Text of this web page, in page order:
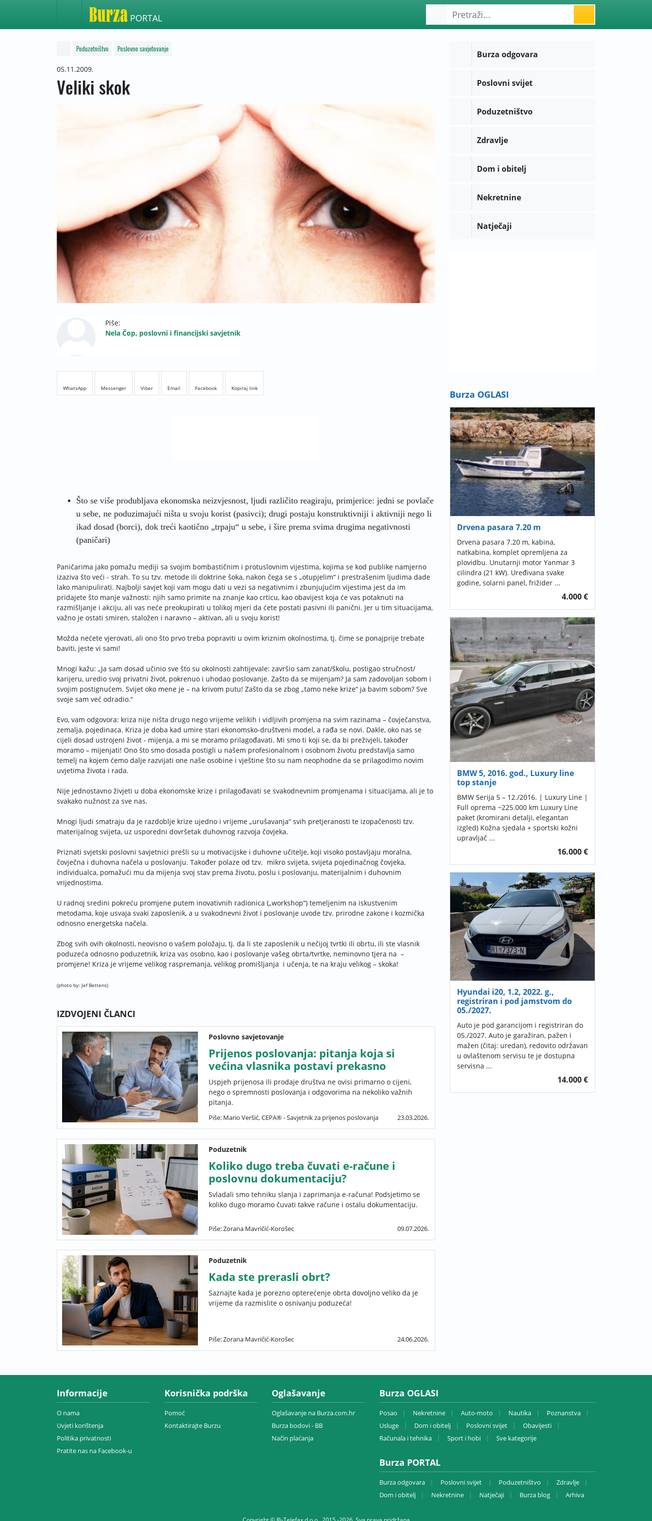
PORTAL
Poduzetništvo Poslovno savjetovanje
05.11.2009.
Veliki skok
Piše:
Nela Čop, poslovni i financijski savjetnik
WhatsApp Messenger Viber Email Facebook Kopiraj link
Što se više produbljava ekonomska neizvjesnost, ljudi različito reagiraju, primjerice: jedni se povlače
u sebe, ne poduzimajući ništa u svoju korist (pasivci); drugi postaju konstruktivniji i aktivniji nego li
ikad dosad (borci), dok treći kaotično „trpaju“ u sebe, i šire prema svima drugima negativnosti
(paničari)
Paničarima jako pomažu mediji sa svojim bombastičnim i protuslovnim vijestima, kojima se kod publike namjerno
izaziva što veći - strah. To su tzv. metode ili doktrine šoka, nakon čega se s „otupjelim“ i prestrašenim ljudima dade
lako manipulirati. Najbolji savjet koji vam mogu dati u vezi sa negativnim i zbunjujućim vijestima jest da im
pridajete što manje važnosti: njih samo primite na znanje kao crticu, kao obavijest koja će vas potaknuti na
razmišljanje i akciju, ali vas neće preokupirati u tolikoj mjeri da ćete postati pasivni ili panični. Jer u tim situacijama,
važno je ostati smiren, staložen i naravno – aktivan, ali u svoju korist!
Možda nećete vjerovati, ali ono što prvo treba popraviti u ovim kriznim okolnostima, tj. čime se ponajprije trebate
baviti, jeste vi sami!
Mnogi kažu: „Ja sam dosad učinio sve što su okolnosti zahtijevale: završio sam zanat/školu, postigao stručnost/
karijeru, uredio svoj privatni život, pokrenuo i uhodao poslovanje. Zašto da se mijenjam? Ja sam zadovoljan sobom i
svojim postignućem. Svijet oko mene je – na krivom putu! Zašto da se zbog „tamo neke krize“ ja bavim sobom? Sve
svoje sam već odradio.“
Evo, vam odgovora: kriza nije ništa drugo nego vrijeme velikih i vidljivih promjena na svim razinama – čovječanstva,
zemalja, pojedinaca. Kriza je doba kad umire stari ekonomsko-društveni model, a rađa se novi. Dakle, oko nas se
cijeli dosad ustrojeni život - mijenja, a mi se moramo prilagođavati. Mi smo ti koji se, da bi preživjeli, također
moramo – mijenjati! Ono što smo dosada postigli u našem profesionalnom i osobnom životu predstavlja samo
temelj na kojem ćemo dalje razvijati one naše osobine i vještine što su nam neophodne da se prilagodimo novim
uvjetima života i rada.
Nije jednostavno živjeti u doba ekonomske krize i prilagođavati se svakodnevnim promjenama i situacijama, ali je to
svakako nužnost za sve nas.
Mnogi ljudi smatraju da je razdoblje krize ujedno i vrijeme „urušavanja“ svih pretjeranosti te izopačenosti tzv.
materijalnog svijeta, uz usporedni dovršetak duhovnog razvoja čovjeka.
Priznati svjetski poslovni savjetnici prešli su u motivacijske i duhovne učitelje, koji visoko postavljaju moralna,
čovječna i duhovna načela u poslovanju. Također polaze od tzv. mikro svijeta, svijeta pojedinačnog čovjeka,
individualca, pomažući mu da mijenja svoj stav prema životu, poslu i poslovanju, materijalnim i duhovnim
vrijednostima.
U radnoj sredini pokreću promjene putem inovativnih radionica („workshop“) temeljenim na iskustvenim
metodama, koje usvaja svaki zaposlenik, a u svakodnevni život i poslovanje uvode tzv. prirodne zakone i kozmička
odnosno energetska načela.
Zbog svih ovih okolnosti, neovisno o vašem položaju, tj. da li ste zaposlenik u nečijoj tvrtki ili obrtu, ili ste vlasnik
poduzeća odnosno poduzetnik, kriza vas osobno, kao i poslovanje vašeg obrta/tvrtke, neminovno tjera na –
promjene! Kriza je vrijeme velikog raspremanja, velikog promišljanja i učenja, te na kraju velikog – skoka!
(photo by: Jef Bettens)
IZDVOJENI ČLANCI
Poslovno savjetovanje
Prijenos poslovanja: pitanja koja si
većina vlasnika postavi prekasno
Uspjeh prijenosa ili prodaje društva ne ovisi primarno o cijeni,
nego o spremnosti poslovanja i odgovorima na nekoliko važnih
pitanja.
Piše: Mario Veršić, CEPA® - Savjetnik za prijenos poslovanja 23.03.2026.
Poduzetnik
Koliko dugo treba čuvati e-račune i
poslovnu dokumentaciju?
Svladali smo tehniku slanja i zaprimanja e-računa! Podsjetimo se
koliko dugo moramo čuvati takve račune i ostalu dokumentaciju.
Piše: Zorana Mavričić-Korošec 09.07.2026.
Poduzetnik
Kada ste prerasli obrt?
Saznajte kada je porezno opterećenje obrta dovoljno veliko da je
vrijeme da razmislite o osnivanju poduzeća!
Piše: Zorana Mavričić-Korošec 24.06.2026.
Burza odgovara
Poslovni svijet
Poduzetništvo
Zdravlje
Dom i obitelj
Nekretnine
Natječaji
Burza OGLASI
Drvena pasara 7.20 m
Drvena pasara 7.20 m, kabina,
natkabina, komplet opremljena za
plovidbu. Unutarnji motor Yanmar 3
cilindra (21 kW). Uređivana svake
godine, solarni panel, frižider ...
4.000 €
BMW 5, 2016. god., Luxury line
top stanje
BMW Serija 5 – 12./2016. | Luxury Line |
Full oprema ~225.000 km Luxury Line
paket (kromirani detalji, elegantan
izgled) Kožna sjedala + sportski kožni
upravljač ...
16.000 €
Hyundai i20, 1.2, 2022. g.,
registriran i pod jamstvom do
05./2027.
Auto je pod garancijom i registriran do
05./2027. Auto je garažiran, pažen i
mažen (čitaj: uredan), redovito održavan
u ovlaštenom servisu te je dostupna
servisna ...
14.000 €
Informacije
O nama
Uvjeti korištenja
Politika privatnosti
Pratite nas na Facebook-u
Korisnička podrška
Pomoć
Kontaktirajte Burzu
Oglašavanje
Oglašavanje na Burza.com.hr
Burza bodovi - BB
Način plaćanja
Burza OGLASI
Posao Nekretnine Auto-moto Nautika
Poznanstva
Usluge
Dom i obitelj Poslovni svijet
Obavijesti
Računala i tehnika
Sport i hobi Sve kategorije
Burza PORTAL
Burza odgovara Poslovni svijet Poduzetništvo
Zdravlje
Dom i obitelj
Nekretnine Natječaji Burza blog Arhiva